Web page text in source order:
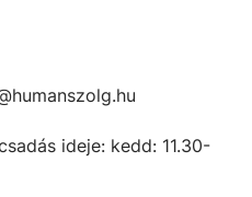
ideje: kedd: 11.30-